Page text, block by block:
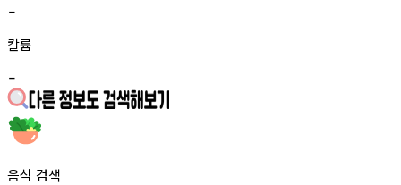
-
칼륨
-
음식 검색